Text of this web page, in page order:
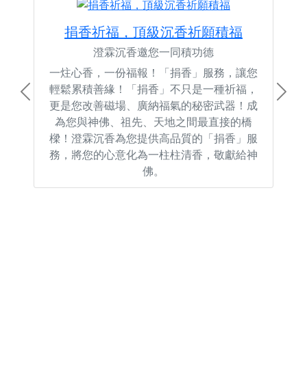
捐香祈福，頂級沉香祈願積福
澄霖沉香邀您一同積功德
一炷心香，一份福報！「捐香」服務，讓您
輕鬆累積善緣！「捐香」不只是一種祈福，
更是您改善磁場、廣納福氣的秘密武器！成
為您與神佛、祖先、天地之間最直接的橋
樑！澄霖沉香為您提供高品質的「捐香」服
務，將您的心意化為一柱柱清香，敬獻給神
佛。
Previous Next